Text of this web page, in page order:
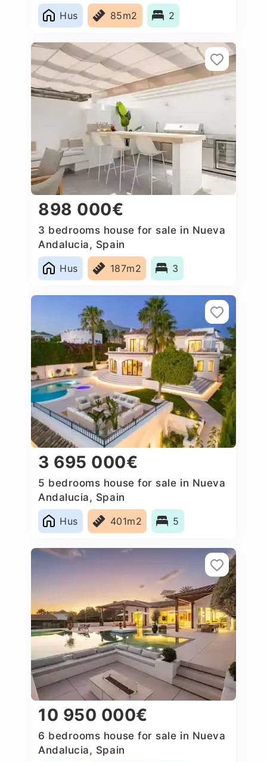
Hus
85m2 2
898 000€
3 bedrooms house for sale in Nueva
Andalucia, Spain
Hus
187m2 3
3 695 000€
5 bedrooms house for sale in Nueva
Andalucia, Spain
Hus
401m2 5
10 950 000€
6 bedrooms house for sale in Nueva
Andalucia, Spain